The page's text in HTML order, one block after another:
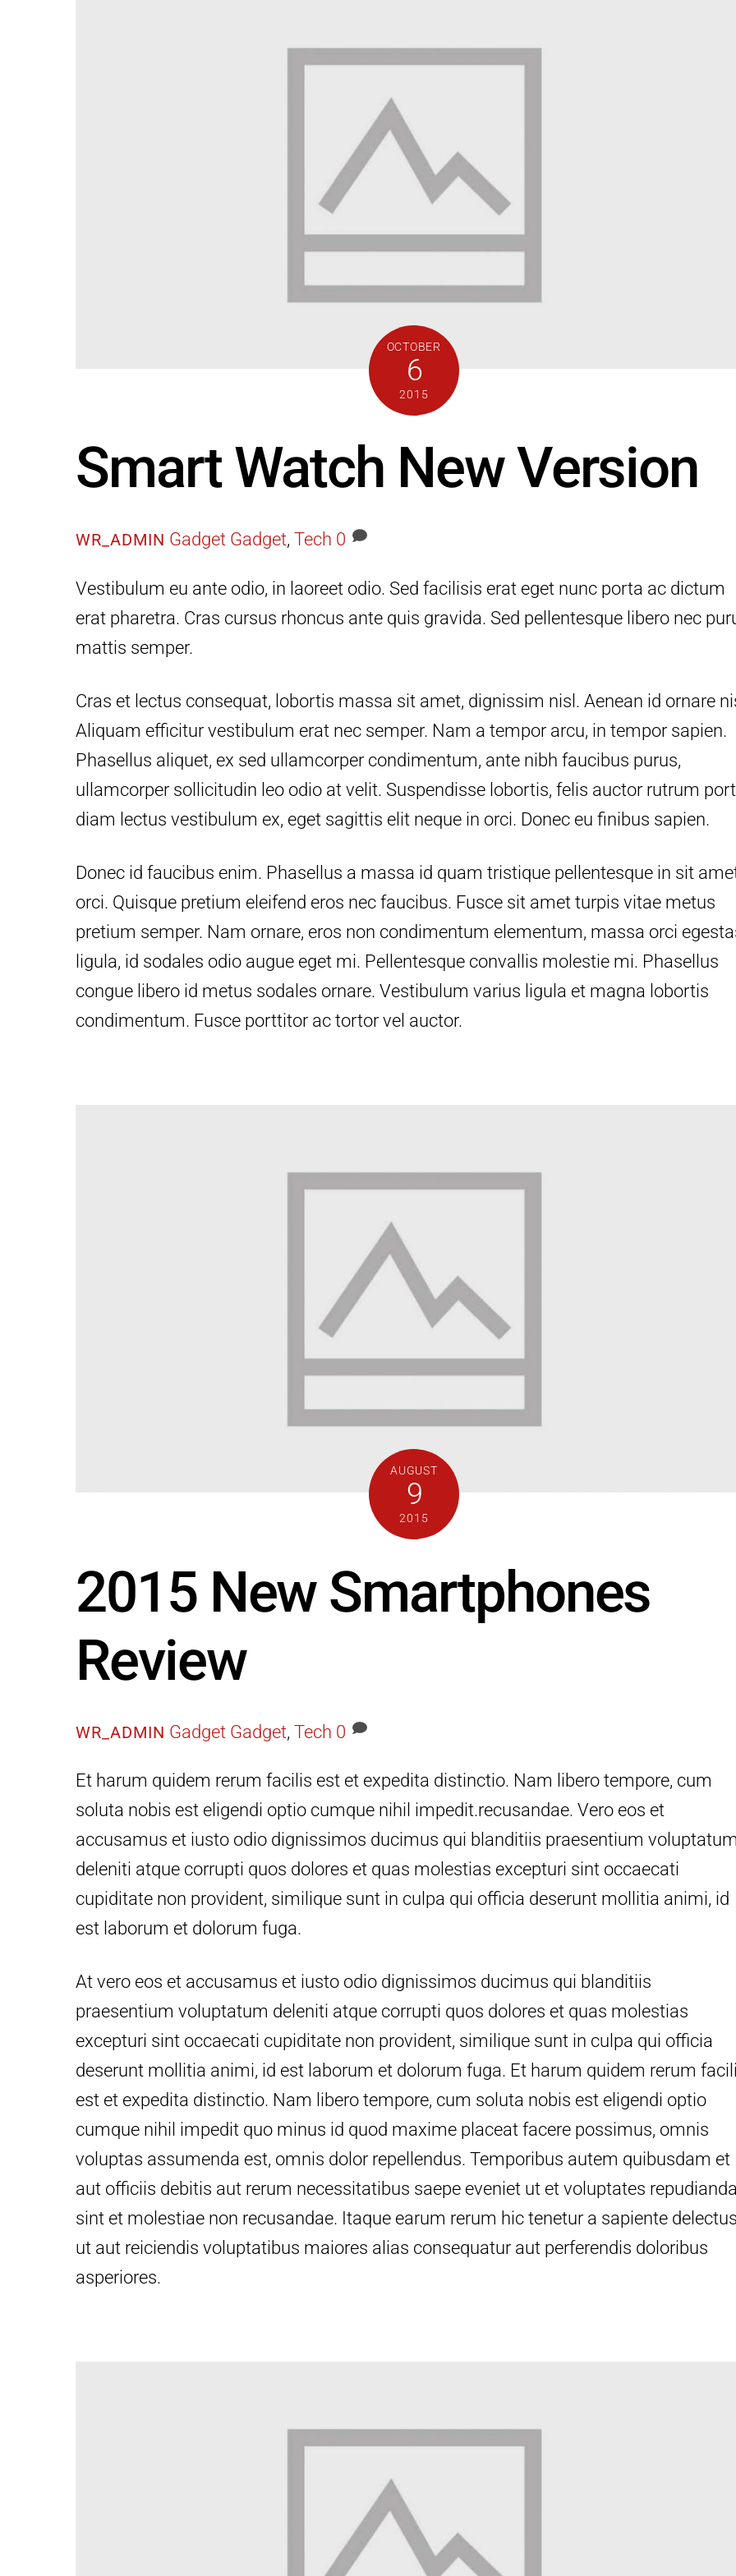
OCTOBER
6
2015
Smart Watch New Version
WR_ADMIN Gadget Gadget,Tech 0
Vestibulum eu ante odio, in laoreet odio. Sed facilisis erat eget nunc porta ac dictum
erat pharetra. Cras cursus rhoncus ante quis gravida. Sed pellentesque libero nec
mattis semper.
Cras et lectus consequat, lobortis massa sit amet, dignissim nisl. Aenean id ornare
Aliquam efficitur vestibulum erat nec semper. Nam a tempor arcu, in tempor sapien.
Phasellus aliquet, ex sed ullamcorper condimentum, ante nibh faucibus purus,
ullamcorper sollicitudin leo odio at velit. Suspendisse lobortis, felis auctor rutrum
diam lectus vestibulum ex, eget sagittis elit neque in orci. Donec eu finibus sapien.
Donec id faucibus enim. Phasellus a massa id quam tristique pellentesque in sit
orci. Quisque pretium eleifend eros nec faucibus. Fusce sit amet turpis vitae metus
pretium semper. Nam ornare, eros non condimentum elementum, massa orci
ligula, id sodales odio augue eget mi. Pellentesque convallis molestie mi. Phasellus
congue libero id metus sodales ornare. Vestibulum varius ligula et magna lobortis
condimentum. Fusce porttitor ac tortor vel auctor.
AUGUST
9
2015
2015 New Smartphones
Review
WR_ADMIN Gadget Gadget,Tech 0
Et harum quidem rerum facilis est et expedita distinctio. Nam libero tempore, cum
soluta nobis est eligendi optio cumque nihil impedit.recusandae. Vero eos et
accusamus et iusto odio dignissimos ducimus qui blanditiis praesentium voluptatum
deleniti atque corrupti quos dolores et quas molestias excepturi sint occaecati
cupiditate non provident, similique sunt in culpa qui officia deserunt mollitia animi, id
est laborum et dolorum fuga.
At vero eos et accusamus et iusto odio dignissimos ducimus qui blanditiis
praesentium voluptatum deleniti atque corrupti quos dolores et quas molestias
excepturi sint occaecati cupiditate non provident, similique sunt in culpa qui officia
deserunt mollitia animi, id est laborum et dolorum fuga. Et harum quidem rerum
est et expedita distinctio. Nam libero tempore, cum soluta nobis est eligendi optio
cumque nihil impedit quo minus id quod maxime placeat facere possimus, omnis
voluptas assumenda est, omnis dolor repellendus. Temporibus autem quibusdam et
aut officiis debitis aut rerum necessitatibus saepe eveniet ut et voluptates
sint et molestiae non recusandae. Itaque earum rerum hic tenetur a sapiente
ut aut reiciendis voluptatibus maiores alias consequatur aut perferendis doloribus
asperiores.